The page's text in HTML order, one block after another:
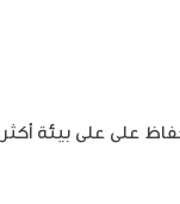
على على بيئة أكثر